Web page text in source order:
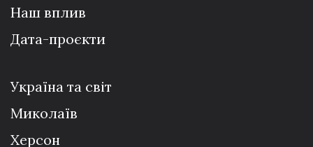
Наш вплив
Дата-проєкти
Україна та світ
Миколаїв
Херсон